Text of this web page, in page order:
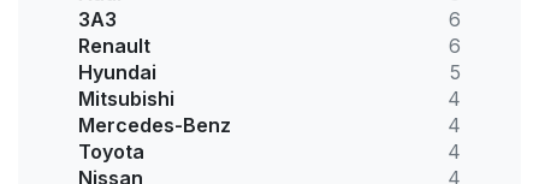
ЗАЗ
6
Renault
6
Hyundai
5
Mitsubishi
4
Mercedes-Benz
4
Toyota
4
Nissan
4